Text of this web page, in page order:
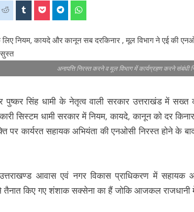
अनापत्ति निरस्त करने व मूल विभाग में कार्यग्रहण करने संबंधी
सिंह धामी के नेतृत्व वाली सरकार उत्तराखंड में सख्त
सिस्टम धामी सरकार में नियम, कायदे, कानून को दर
पर कार्यरत सहायक अभियंता की एनओसी निरस्त होने के
आवास एवं नगर विकास प्राधिकरण में सहायक
तैनात किए गए शंशाक सक्सेना का हैं जोकि आजकल राजधानी